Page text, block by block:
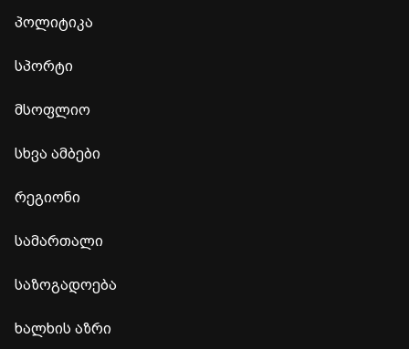
პოლიტიკა
სპორტი
მსოფლიო
სხვა ამბები
რეგიონი
სამართალი
საზოგადოება
ხალხის აზრი